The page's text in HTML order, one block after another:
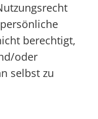
berechtigt,
oder
selbst zu